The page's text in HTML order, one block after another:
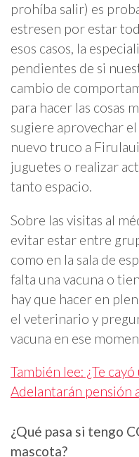
prohíba salir) es
estresen por estar
esos casos, la
pendientes de si
cambio de
para hacer las cosas
sugiere aprovechar
nuevo truco a
juguetes o realizar
tanto espacio.
Sobre las visitas al
evitar estar entre
como en la sala de
falta una vacuna o
hay que hacer en
el veterinario y
vacuna en ese
También lee: ¿Te
Adelantarán pensión
¿Qué pasa si tengo
mascota?